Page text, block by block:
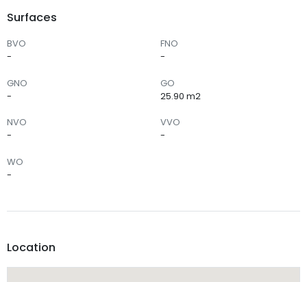
Surfaces
BVO
-
FNO
-
GNO
-
GO
25.90 m2
NVO
-
VVO
-
WO
-
Location